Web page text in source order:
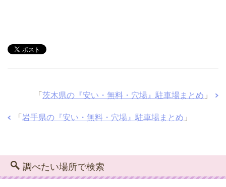
「 茨木県の『安い・無料・穴場』駐車場まとめ 」
「 岩手県の『安い・無料・穴場』駐車場まとめ 」
調べたい場所で検索